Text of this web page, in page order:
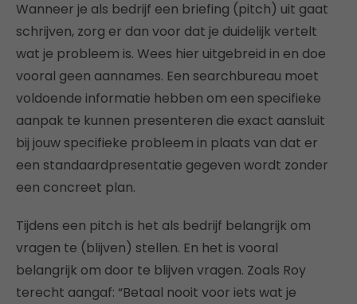
Wanneer je als bedrijf een briefing (pitch) uit gaat
schrijven, zorg er dan voor dat je duidelijk vertelt
wat je probleem is. Wees hier uitgebreid in en doe
vooral geen aannames. Een searchbureau moet
voldoende informatie hebben om een specifieke
aanpak te kunnen presenteren die exact aansluit
bij jouw specifieke probleem in plaats van dat er
een standaardpresentatie gegeven wordt zonder
een concreet plan.
Tijdens een pitch is het als bedrijf belangrijk om
vragen te (blijven) stellen. En het is vooral
belangrijk om door te blijven vragen. Zoals Roy
terecht aangaf: “Betaal nooit voor iets wat je